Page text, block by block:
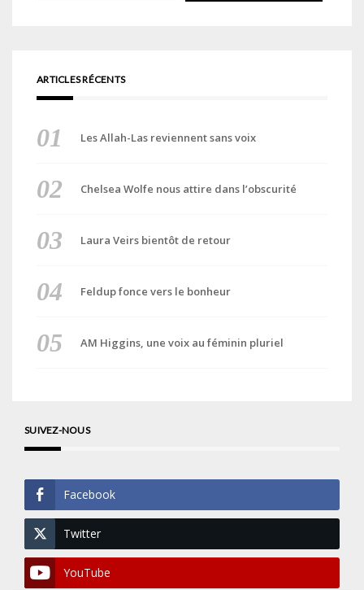
ARTICLES RÉCENTS
Les Allah-Las reviennent sans voix
Chelsea Wolfe nous attire dans l’obscurité
Laura Veirs bientôt de retour
Feldup fonce vers le bonheur
AM Higgins, une voix au féminin pluriel
SUIVEZ-NOUS
Facebook
Twitter
YouTube